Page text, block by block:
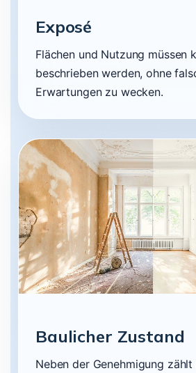
Exposé
Flächen und Nutzung müssen
beschrieben werden, ohne
Erwartungen zu wecken.
Baulicher Zustand
Neben der Genehmigung